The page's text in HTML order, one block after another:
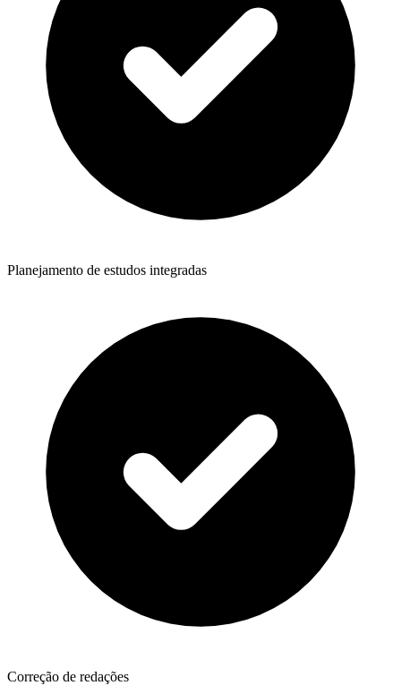
Planejamento de estudos integradas
Correção de redações